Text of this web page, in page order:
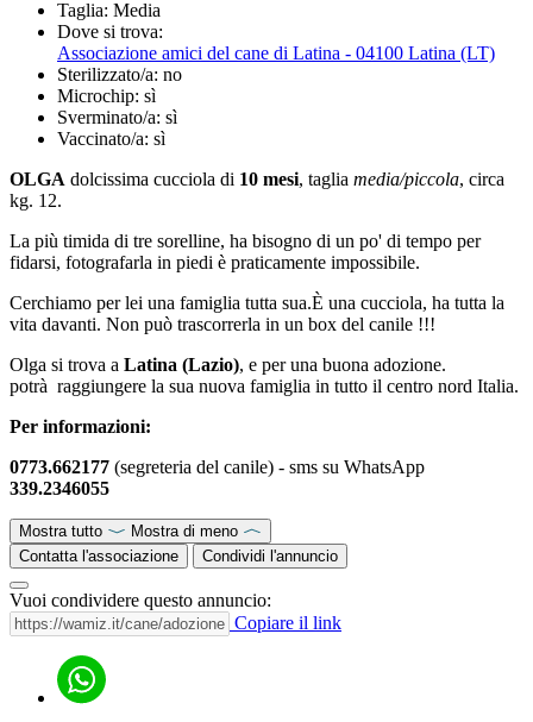
Taglia: Media
Dove si trova:
Associazione amici del cane di Latina - 04100 Latina (LT)
Sterilizzato/a: no
Microchip: sì
Sverminato/a: sì
Vaccinato/a: sì
OLGA dolcissima cucciola di 10 mesi, taglia media/piccola, circa
kg. 12.
La più timida di tre sorelline, ha bisogno di un po' di tempo per
fidarsi, fotografarla in piedi è praticamente impossibile.
Cerchiamo per lei una famiglia tutta sua.È una cucciola, ha tutta la
vita davanti. Non può trascorrerla in un box del canile !!!
Olga si trova a Latina (Lazio), e per una buona adozione.
potrà raggiungere la sua nuova famiglia in tutto il centro nord Italia.
Per informazioni:
0773.662177 (segreteria del canile) - sms su WhatsApp
339.2346055
Mostra tutto
Mostra di meno
Contatta l'associazione
Condividi l'annuncio
Vuoi condividere questo annuncio:
Copiare il link